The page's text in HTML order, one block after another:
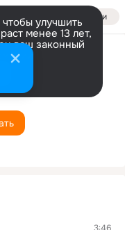
Войти
улучшить
менее 13 лет,
ваш законный